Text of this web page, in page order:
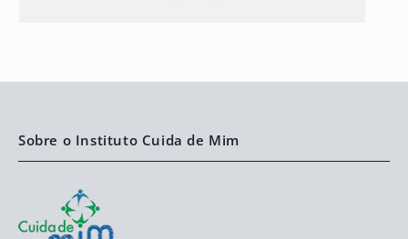
Sobre o Instituto Cuida de Mim